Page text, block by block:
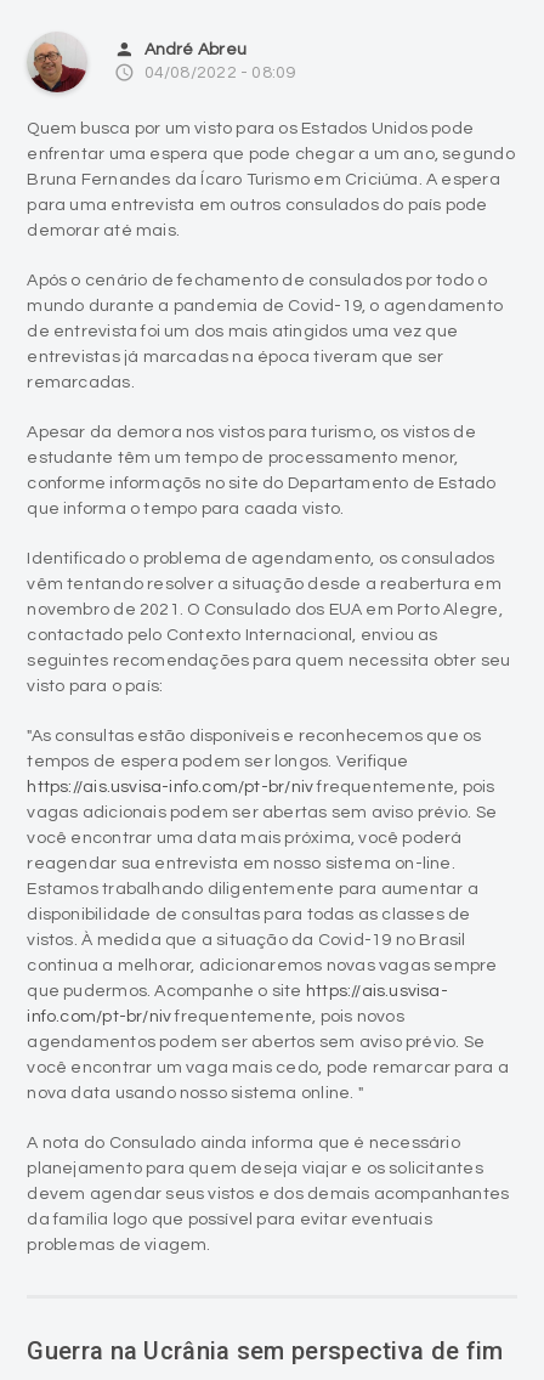
person André Abreu
access_time 04/08/2022 - 08:09
Quem busca por um visto para os Estados Unidos pode
enfrentar uma espera que pode chegar a um ano, segundo
Bruna Fernandes da Ícaro Turismo em Criciúma. A espera
para uma entrevista em outros consulados do país pode
demorar até mais.
Após o cenário de fechamento de consulados por todo o
mundo durante a pandemia de Covid-19, o agendamento
de entrevista foi um dos mais atingidos uma vez que
entrevistas já marcadas na época tiveram que ser
remarcadas.
Apesar da demora nos vistos para turismo, os vistos de
estudante têm um tempo de processamento menor,
conforme informaçõs no site do Departamento de Estado
que informa o tempo para caada visto.
Identificado o problema de agendamento, os consulados
vêm tentando resolver a situação desde a reabertura em
novembro de 2021. O Consulado dos EUA em Porto Alegre,
contactado pelo Contexto Internacional, enviou as
seguintes recomendações para quem necessita obter seu
visto para o país:
"As consultas estão disponíveis e reconhecemos que os
tempos de espera podem ser longos. Verifique
https://ais.usvisa-info.com/pt-br/nivfrequentemente, pois
vagas adicionais podem ser abertas sem aviso prévio. Se
você encontrar uma data mais próxima, você poderá
reagendar sua entrevista em nosso sistema on-line.
Estamos trabalhando diligentemente para aumentar a
disponibilidade de consultas para todas as classes de
vistos. À medida que a situação da Covid-19 no Brasil
continua a melhorar, adicionaremos novas vagas sempre
que pudermos. Acompanhe o site https://ais.usvisa-
info.com/pt-br/nivfrequentemente, pois novos
agendamentos podem ser abertos sem aviso prévio. Se
você encontrar um vaga mais cedo, pode remarcar para a
nova data usando nosso sistema online. "
A nota do Consulado ainda informa que é necessário
planejamento para quem deseja viajar e os solicitantes
devem agendar seus vistos e dos demais acompanhantes
da família logo que possível para evitar eventuais
problemas de viagem.
Guerra na Ucrânia sem perspectiva de fim